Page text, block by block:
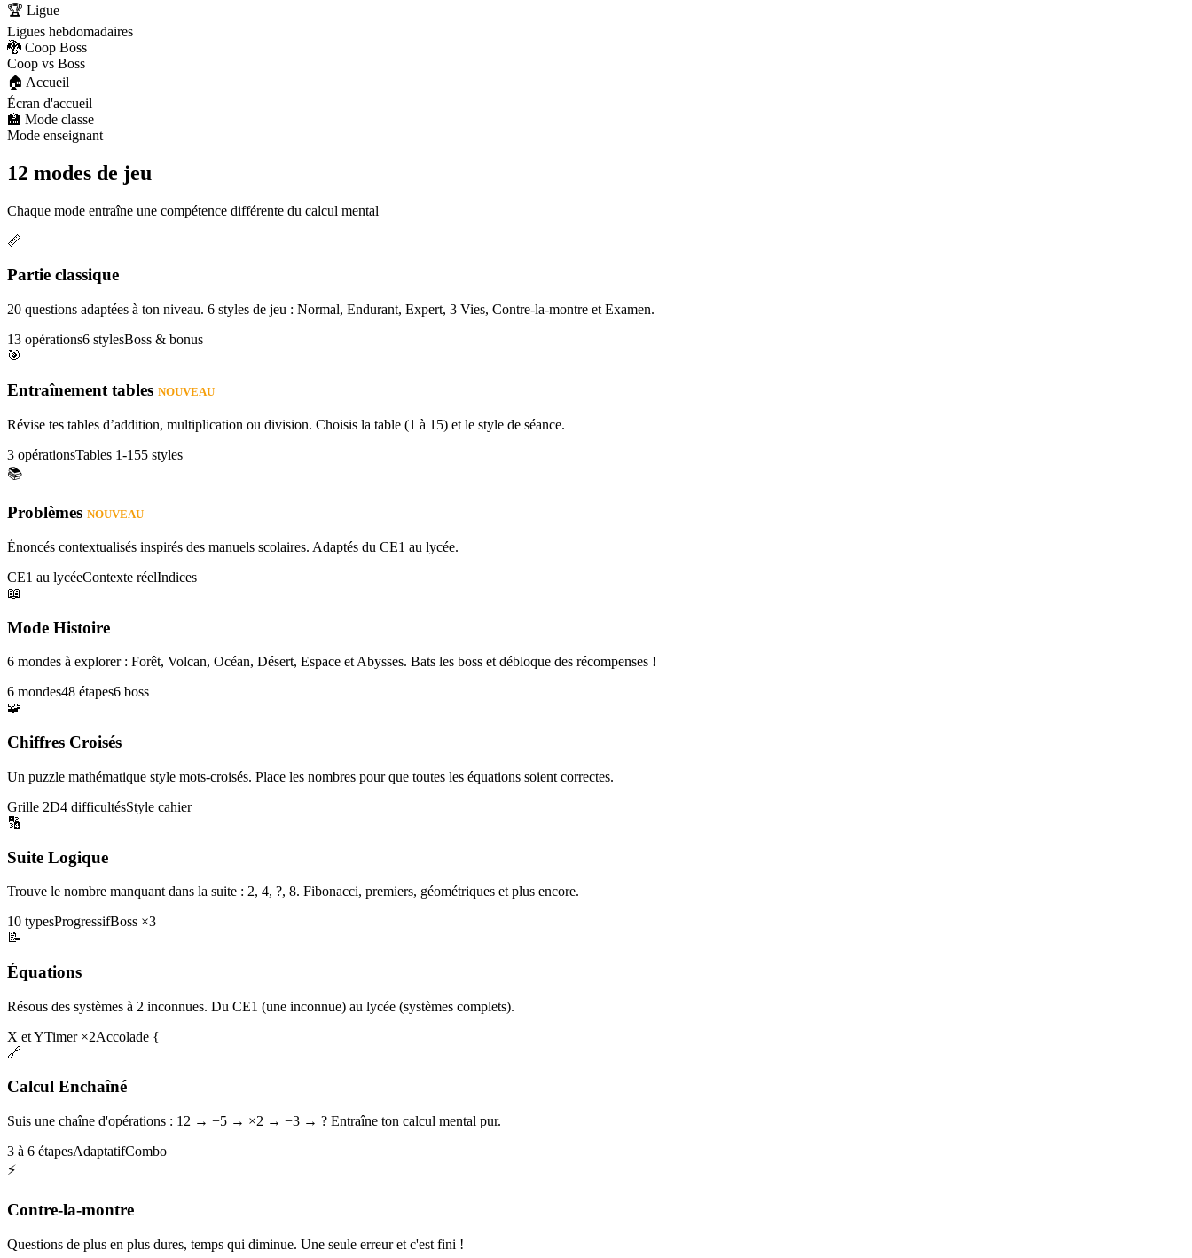
🏆 Ligue
Ligues hebdomadaires
🐉 Coop Boss
Coop vs Boss
🏠 Accueil
Écran d'accueil
🏫 Mode classe
Mode enseignant
12 modes de jeu
Chaque mode entraîne une compétence différente du calcul mental
📏
Partie classique
20 questions adaptées à ton niveau. 6 styles de jeu : Normal, Endurant, Expert, 3 Vies, Contre-la-montre et Examen.
13 opérations6 stylesBoss & bonus
🎯
Entraînement tables NOUVEAU
Révise tes tables d’addition, multiplication ou division. Choisis la table (1 à 15) et le style de séance.
3 opérationsTables 1-155 styles
📚
Problèmes NOUVEAU
Énoncés contextualisés inspirés des manuels scolaires. Adaptés du CE1 au lycée.
CE1 au lycéeContexte réelIndices
📖
Mode Histoire
6 mondes à explorer : Forêt, Volcan, Océan, Désert, Espace et Abysses. Bats les boss et débloque des récompenses !
6 mondes48 étapes6 boss
🧩
Chiffres Croisés
Un puzzle mathématique style mots-croisés. Place les nombres pour que toutes les équations soient correctes.
Grille 2D4 difficultésStyle cahier
🔢
Suite Logique
Trouve le nombre manquant dans la suite : 2, 4, ?, 8. Fibonacci, premiers, géométriques et plus encore.
10 typesProgressifBoss ×3
📝
Équations
Résous des systèmes à 2 inconnues. Du CE1 (une inconnue) au lycée (systèmes complets).
X et YTimer ×2Accolade {
🔗
Calcul Enchaîné
Suis une chaîne d'opérations : 12 → +5 → ×2 → −3 → ? Entraîne ton calcul mental pur.
3 à 6 étapesAdaptatifCombo
⚡
Contre-la-montre
Questions de plus en plus dures, temps qui diminue. Une seule erreur et c'est fini !